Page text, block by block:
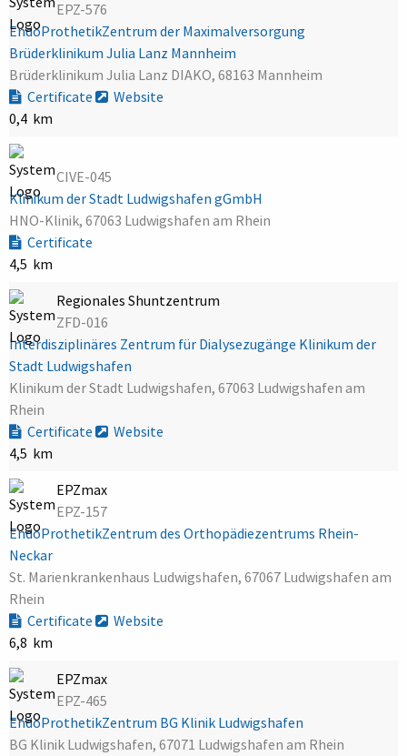
EPZ-576
EndoProthetikZentrum der Maximalversorgung
Brüderklinikum Julia Lanz Mannheim
Brüderklinikum Julia Lanz DIAKO, 68163 Mannheim
Certificate
Website
0,4 km
CIVE-045
Klinikum der Stadt Ludwigshafen gGmbH
HNO-Klinik, 67063 Ludwigshafen am Rhein
Certificate
4,5 km
Regionales Shuntzentrum
ZFD-016
Interdisziplinäres Zentrum für Dialysezugänge Klinikum der
Stadt Ludwigshafen
Klinikum der Stadt Ludwigshafen, 67063 Ludwigshafen am
Rhein
Certificate
Website
4,5 km
EPZmax
EPZ-157
EndoProthetikZentrum des Orthopädiezentrums Rhein-
Neckar
St. Marienkrankenhaus Ludwigshafen, 67067 Ludwigshafen am
Rhein
Certificate
Website
6,8 km
EPZmax
EPZ-465
EndoProthetikZentrum BG Klinik Ludwigshafen
BG Klinik Ludwigshafen, 67071 Ludwigshafen am Rhein